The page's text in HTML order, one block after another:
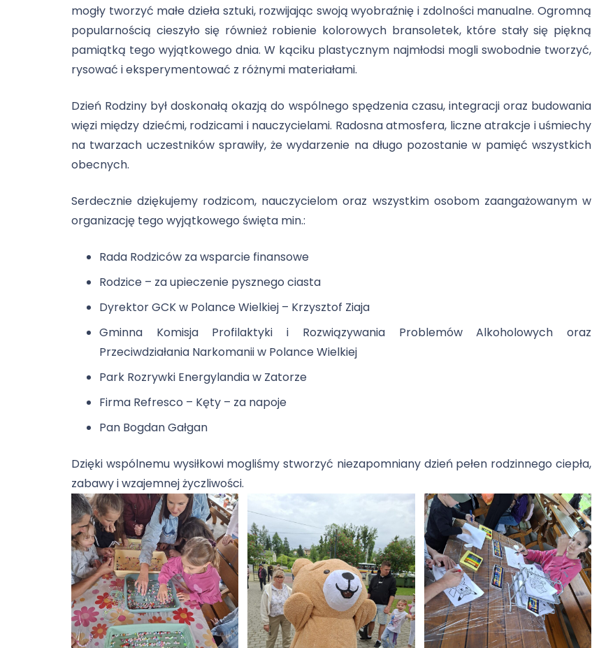
mogły tworzyć małe dzieła sztuki, rozwijając swoją wyobraźnię i zdolności manualne. Ogromną
popularnością cieszyło się również robienie kolorowych bransoletek, które stały się piękną
pamiątką tego wyjątkowego dnia. W kąciku plastycznym najmłodsi mogli swobodnie tworzyć,
rysować i eksperymentować z różnymi materiałami.
Dzień Rodziny był doskonałą okazją do wspólnego spędzenia czasu, integracji oraz budowania
więzi między dziećmi, rodzicami i nauczycielami. Radosna atmosfera, liczne atrakcje i uśmiechy
na twarzach uczestników sprawiły, że wydarzenie na długo pozostanie w pamięć wszystkich
obecnych.
Serdecznie dziękujemy rodzicom, nauczycielom oraz wszystkim osobom zaangażowanym w
organizację tego wyjątkowego święta min.:
Rada Rodziców za wsparcie finansowe
Rodzice – za upieczenie pysznego ciasta
Dyrektor GCK w Polance Wielkiej – Krzysztof Ziaja
Gminna Komisja Profilaktyki i Rozwiązywania Problemów Alkoholowych oraz
Przeciwdziałania Narkomanii w Polance Wielkiej
Park Rozrywki Energylandia w Zatorze
Firma Refresco – Kęty – za napoje
Pan Bogdan Gałgan
Dzięki wspólnemu wysiłkowi mogliśmy stworzyć niezapomniany dzień pełen rodzinnego ciepła,
zabawy i wzajemnej życzliwości.